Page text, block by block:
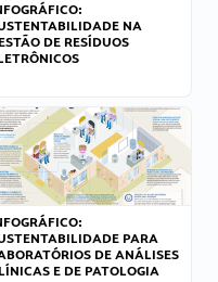
NA
DE RESÍDUOS
PARA
DE ANÁLISES
E DE PATOLOGIA